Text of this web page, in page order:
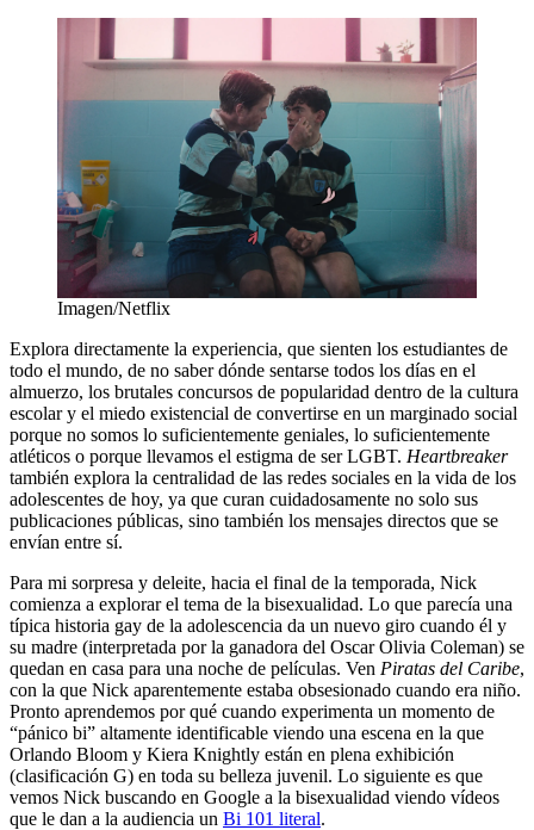
Imagen/Netflix
Explora directamente la experiencia, que sienten los estudiantes de
todo el mundo, de no saber dónde sentarse todos los días en el
almuerzo, los brutales concursos de popularidad dentro de la cultura
escolar y el miedo existencial de convertirse en un marginado social
porque no somos lo suficientemente geniales, lo suficientemente
atléticos o porque llevamos el estigma de ser LGBT. Heartbreaker
también explora la centralidad de las redes sociales en la vida de los
adolescentes de hoy, ya que curan cuidadosamente no solo sus
publicaciones públicas, sino también los mensajes directos que se
envían entre sí.
Para mi sorpresa y deleite, hacia el final de la temporada, Nick
comienza a explorar el tema de la bisexualidad. Lo que parecía una
típica historia gay de la adolescencia da un nuevo giro cuando él y
su madre (interpretada por la ganadora del Oscar Olivia Coleman) se
quedan en casa para una noche de películas. Ven Piratas del Caribe,
con la que Nick aparentemente estaba obsesionado cuando era niño.
Pronto aprendemos por qué cuando experimenta un momento de
“pánico bi” altamente identificable viendo una escena en la que
Orlando Bloom y Kiera Knightly están en plena exhibición
(clasificación G) en toda su belleza juvenil. Lo siguiente es que
vemos Nick buscando en Google a la bisexualidad viendo vídeos
que le dan a la audiencia un Bi 101 literal.